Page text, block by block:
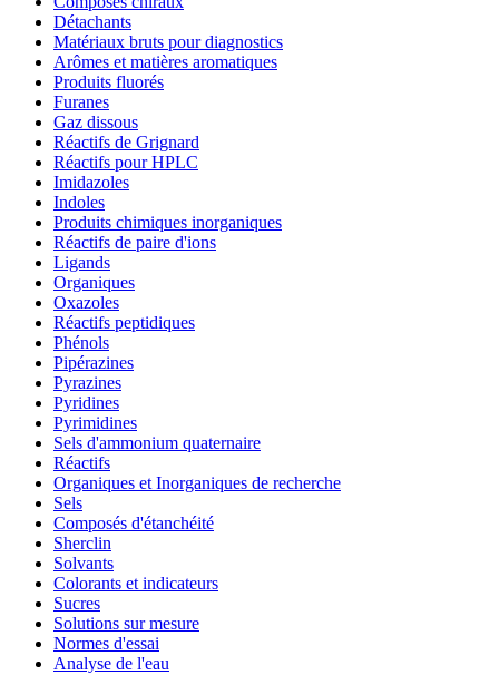
Détachants
Matériaux bruts pour diagnostics
Arômes et matières aromatiques
Produits fluorés
Furanes
Gaz dissous
Réactifs de Grignard
Réactifs pour HPLC
Imidazoles
Indoles
Produits chimiques inorganiques
Réactifs de paire d'ions
Ligands
Organiques
Oxazoles
Réactifs peptidiques
Phénols
Pipérazines
Pyrazines
Pyridines
Pyrimidines
Sels d'ammonium quaternaire
Réactifs
Organiques et Inorganiques de recherche
Sels
Composés d'étanchéité
Sherclin
Solvants
Colorants et indicateurs
Sucres
Solutions sur mesure
Normes d'essai
Analyse de l'eau